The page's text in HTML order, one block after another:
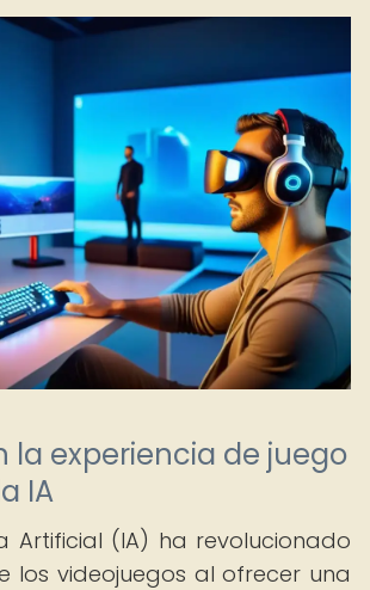
la experiencia de juego
IA
Artificial (IA) ha revolucionado
los videojuegos al ofrecer una